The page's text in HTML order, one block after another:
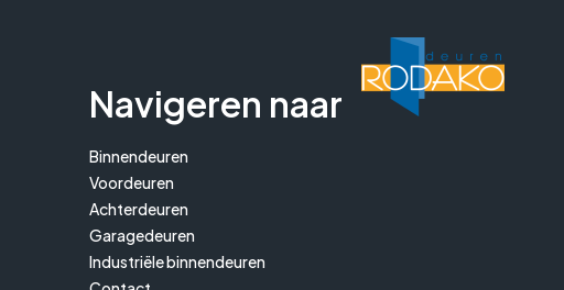
Navigeren naar
Binnendeuren
Voordeuren
Achterdeuren
Garagedeuren
Industriële binnendeuren